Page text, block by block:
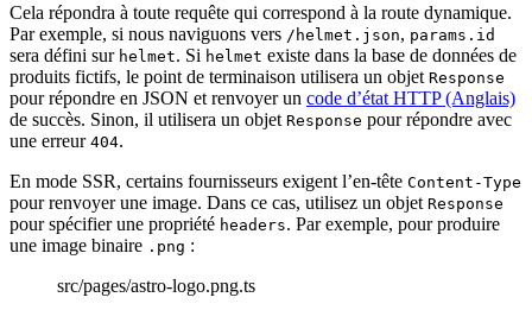
Cela répondra à toute requête qui correspond à la route dynamique.
Par exemple, si nous naviguons vers /helmet.json, params.id
sera défini sur helmet. Si helmet existe dans la base de données de
produits fictifs, le point de terminaison utilisera un objet Response
pour répondre en JSON et renvoyer un code d’état HTTP (Anglais)
de succès. Sinon, il utilisera un objet Response pour répondre avec
une erreur 404.
En mode SSR, certains fournisseurs exigent l’en-tête Content-Type
pour renvoyer une image. Dans ce cas, utilisez un objet Response
pour spécifier une propriété headers. Par exemple, pour produire
une image binaire .png :
src/pages/astro-logo.png.ts